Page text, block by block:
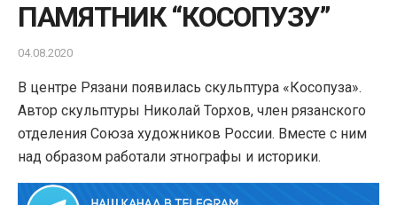
ПАМЯТНИК “КОСОПУЗУ”
04.08.2020
В центре Рязани появилась скульптура «Косопуза».
Автор скульптуры Николай Торхов, член рязанского
отделения Союза художников России. Вместе с ним
над образом работали этнографы и историки.